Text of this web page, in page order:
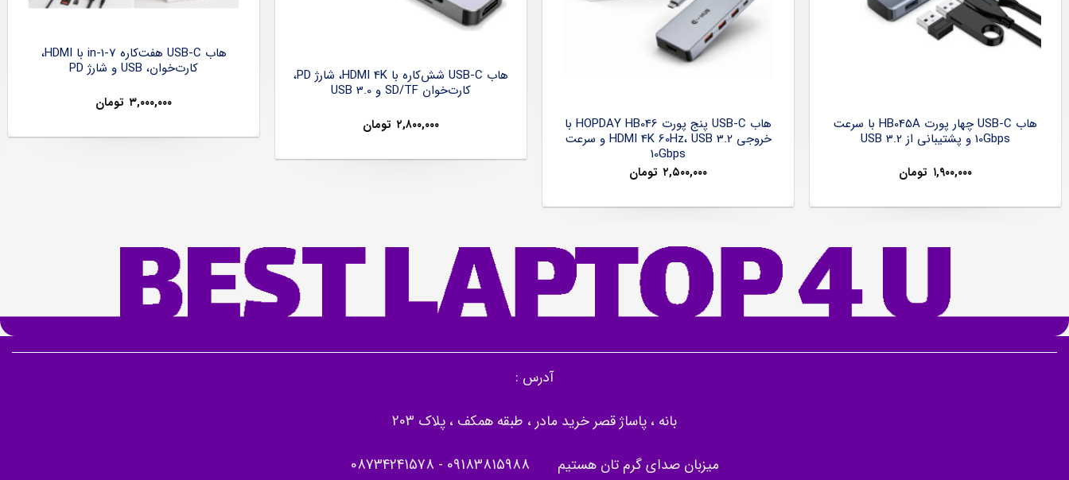
هاب USB-C چهار پورت HB045A با سرعت
10Gbps و پشتیبانی از USB 3.2
۱,۹۰۰,۰۰۰ تومان
هاب USB-C پنج پورت HOPDAY HB046 با
خروجی HDMI 4K 60Hz، USB 3.2 و سرعت
10Gbps
۲,۵۰۰,۰۰۰ تومان
هاب USB-C شش‌کاره با HDMI 4K، شارژ PD،
کارت‌خوان SD/TF و USB 3.0
۲,۸۰۰,۰۰۰ تومان
هاب USB-C هفت‌کاره 7-in-1 با HDMI،
کارت‌خوان، USB و شارژ PD
۳,۰۰۰,۰۰۰ تومان
آدرس :
بانه ، پاساژ قصر خرید مادر ، طبقه همکف ، پلاک 203
میزبان صدای گرم تان هستیم 09183815988
-
08734241578